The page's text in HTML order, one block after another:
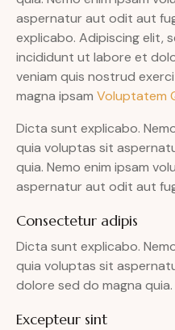
aspernatur aut odit aut
explicabo. Adipiscing elit,
incididunt ut labore et
veniam quis nostrud
magna ipsam Voluptatem
Dicta sunt explicabo.
quia voluptas sit
quia. Nemo enim ipsam
aspernatur aut odit aut
Consectetur adipis
Dicta sunt explicabo.
quia voluptas sit
dolore sed do magna quia.
Excepteur sint